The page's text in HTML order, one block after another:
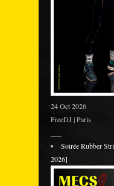
24 Oct 2026
FreeDJ | Paris
Soirée Rubber
2026]